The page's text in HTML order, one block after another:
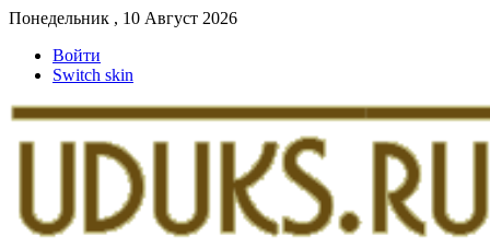
Понедельник , 10 Август 2026
Войти
Switch skin